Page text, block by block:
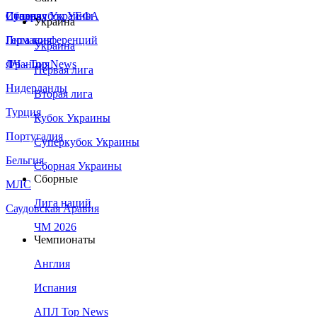
Сборная Украины
Италия
Германия
Франция
Нидерланды
Турция
Португалия
Бельгия
МЛС
Саудовская Аравия
Суперкубок УЕФА
Лига конференций
ЛЧ - Top News
Украина
Украина
Первая лига
Вторая лига
Кубок Украины
Суперкубок Украины
Сборная Украины
Сборные
Лига наций
ЧМ 2026
Чемпионаты
Англия
Испания
АПЛ Top News